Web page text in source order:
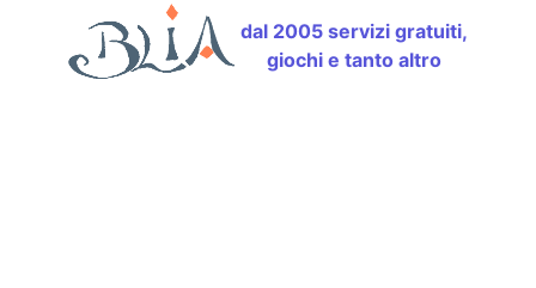
dal 2005 servizi gratuiti,
giochi e tanto altro